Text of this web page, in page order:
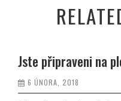
Jste připraveni na
6 ÚNORA, 2018